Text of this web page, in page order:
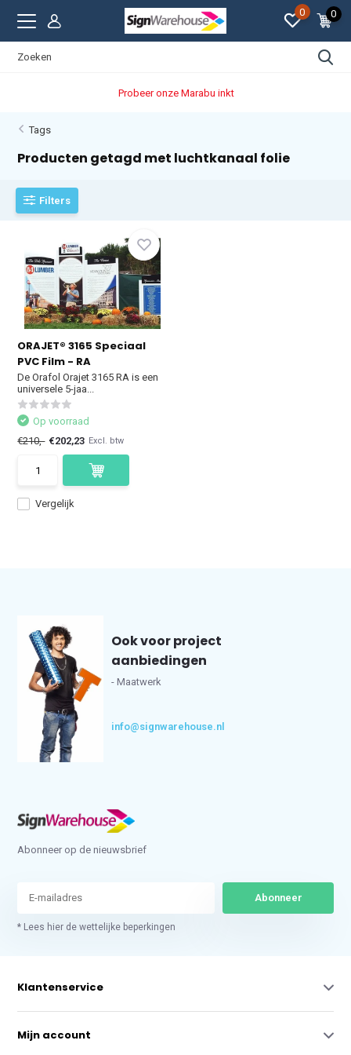
0 0
Probeer onze Marabu inkt
Tags
Producten getagd met luchtkanaal folie
Filters
ORAJET® 3165 Speciaal
PVC Film - RA
De Orafol Orajet 3165 RA is een
universele 5-jaa...
Vergelijk
Op voorraad
€210,- €202,23 Excl. btw
Ook voor project
aanbiedingen
- Maatwerk
info@signwarehouse.nl
Abonneer op de nieuwsbrief
Abonneer
* Lees hier de wettelijke beperkingen
Klantenservice
Mijn account